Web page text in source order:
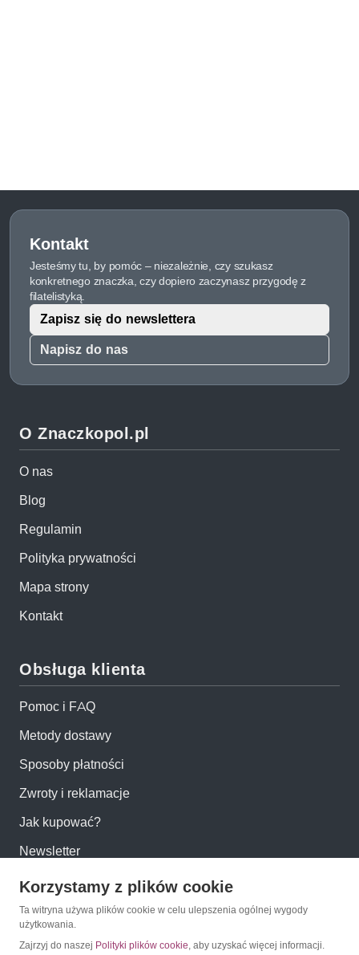
Kontakt
Jesteśmy tu, by pomóc – niezależnie, czy szukasz
konkretnego znaczka, czy dopiero zaczynasz przygodę z
filatelistyką.
Napisz do nas
Zapisz się do newslettera
O Znaczkopol.pl
O nas
Blog
Regulamin
Polityka prywatności
Mapa strony
Kontakt
Obsługa klienta
Pomoc i FAQ
Metody dostawy
Sposoby płatności
Zwroty i reklamacje
Jak kupować?
Newsletter
Konto
Moje konto
Korzystamy z plików cookie
Ta witryna używa plików cookie w celu ulepszenia ogólnej wygody
użytkowania.
Zajrzyj do naszej Polityki plików cookie, aby uzyskać więcej informacji.